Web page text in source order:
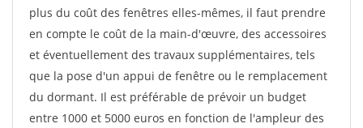
plus du coût des fenêtres elles-mêmes, il faut prendre
en compte le coût de la main-d'œuvre, des accessoires
et éventuellement des travaux supplémentaires, tels
que la pose d'un appui de fenêtre ou le remplacement
du dormant. Il est préférable de prévoir un budget
entre 1000 et 5000 euros en fonction de l'ampleur des